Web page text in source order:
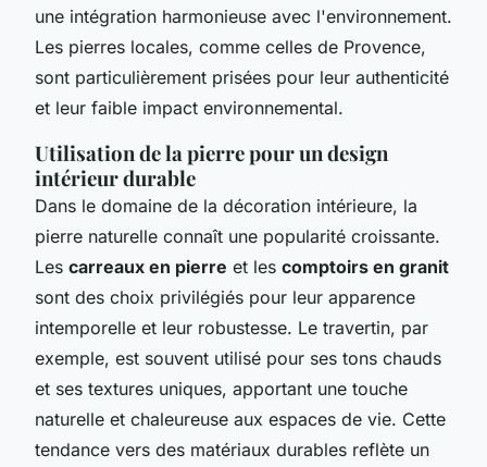
une intégration harmonieuse avec l'environnement.
Les pierres locales, comme celles de Provence,
sont particulièrement prisées pour leur authenticité
et leur faible impact environnemental.
Utilisation de la pierre pour un design
intérieur durable
Dans le domaine de la décoration intérieure, la
pierre naturelle connaît une popularité croissante.
Les carreaux en pierre et les comptoirs en granit
sont des choix privilégiés pour leur apparence
intemporelle et leur robustesse. Le travertin, par
exemple, est souvent utilisé pour ses tons chauds
et ses textures uniques, apportant une touche
naturelle et chaleureuse aux espaces de vie. Cette
tendance vers des matériaux durables reflète un